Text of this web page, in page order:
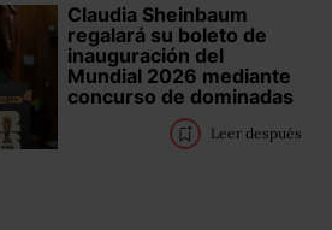
Claudia Sheinbaum
regalará su boleto de
inauguración del
Mundial 2026 mediante
concurso de dominadas
Leer después